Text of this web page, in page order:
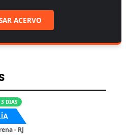
ACERVO
DIAS
- RJ